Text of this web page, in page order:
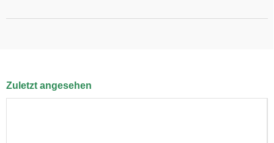
Zuletzt angesehen